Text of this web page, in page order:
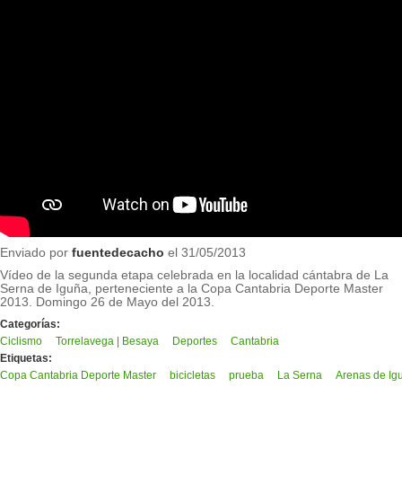
Enviado por fuentedecacho el 31/05/2013
Vídeo de la segunda etapa celebrada en la localidad cántabra de La
Serna de Iguña, perteneciente a la Copa Cantabria Deporte Master
2013. Domingo 26 de Mayo del 2013.
Categorías:
Ciclismo
Torrelavega | Besaya Deportes
Cantabria
Etiquetas:
Copa Cantabria Deporte Master
bicicletas prueba La Serna Arenas de